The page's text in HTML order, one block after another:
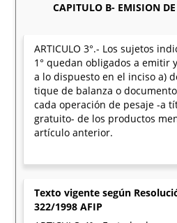
CAPITULO B- EMISION
ARTICULO 3°.- Los sujetos
1° quedan obligados a emitir
a lo dispuesto en el inciso a)
tique de balanza o
cada operación de pesaje -a
gratuito- de los productos
artículo anterior.
Texto vigente según
322/1998 AFIP